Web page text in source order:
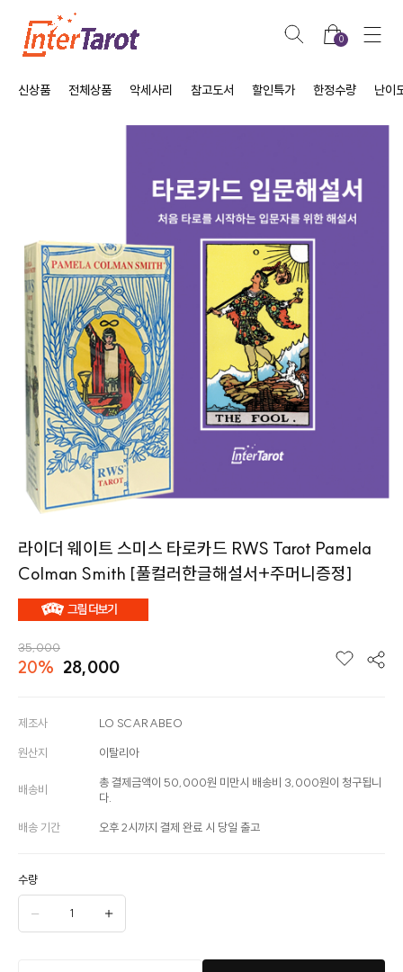
0
신상품 전체상품 악세사리 참고도서 할인특가 한정수량 난이
라이더 웨이트 스미스 타로카드 RWS Tarot Pamela
Colman Smith [풀컬러한글해설서+주머니증정]
35,000
20% 28,000
제조사 LO SCARABEO
원산지 이탈리아
배송비
총 결제금액이 50,000원 미만시 배송비 3,000원이 청구됩니
다.
배송 기간 오후 2시까지 결제 완료 시 당일 출고
수량